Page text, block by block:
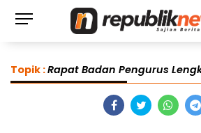
Topik :Rapat Badan Pengurus